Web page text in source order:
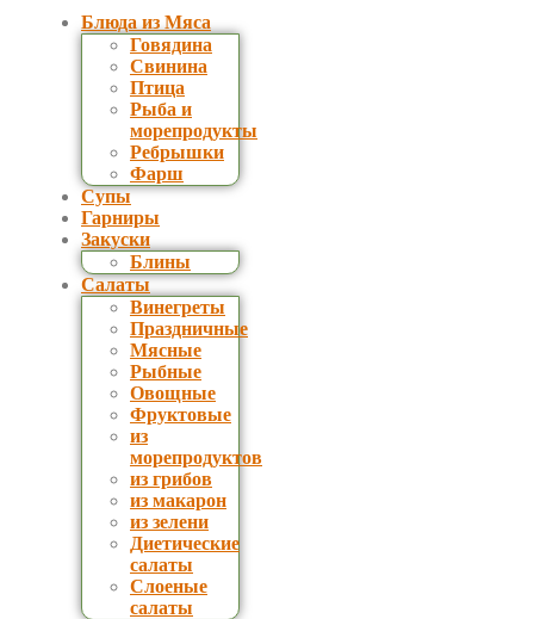
Блюда из Мяса
Говядина
Свинина
Птица
Рыба и
морепродукты
Ребрышки
Фарш
Супы
Гарниры
Закуски
Блины
Салаты
Винегреты
Праздничные
Мясные
Рыбные
Овощные
Фруктовые
из
морепродуктов
из грибов
из макарон
из зелени
Диетические
салаты
Слоеные
салаты